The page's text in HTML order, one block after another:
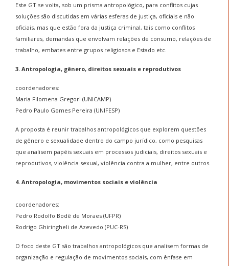
Este GT se volta, sob um prisma antropológico, para conflitos cujas
soluções são discutidas em várias esferas de justiça, oficiais e não
oficiais, mas que estão fora da justiça criminal, tais como conflitos
familiares, demandas que envolvam relações de consumo, relações de
trabalho, embates entre grupos religiosos e Estado etc.
3. Antropologia, gênero, direitos sexuais e reprodutivos
coordenadores:
Maria Filomena Gregori (UNICAMP)
Pedro Paulo Gomes Pereira (UNIFESP)
A proposta é reunir trabalhos antropológicos que explorem questões
de gênero e sexualidade dentro do campo jurídico, como pesquisas
que analisem papéis sexuais em processos judiciais, direitos sexuais e
reprodutivos, violência sexual, violência contra a mulher, entre outros.
4. Antropologia, movimentos sociais e violência
coordenadores:
Pedro Rodolfo Bodê de Moraes (UFPR)
Rodrigo Ghiringheli de Azevedo (PUC-RS)
O foco deste GT são trabalhos antropológicos que analisem formas de
organização e regulação de movimentos sociais, com ênfase em